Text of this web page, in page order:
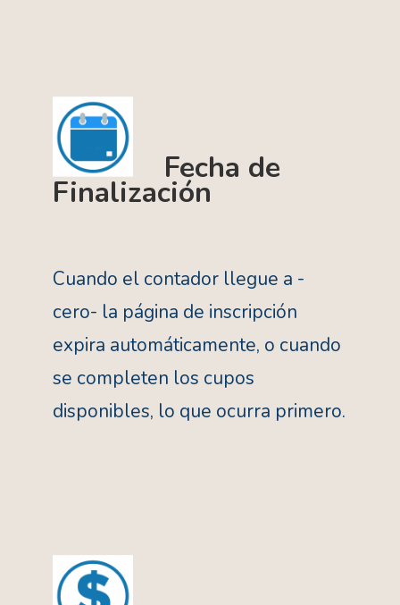
Fecha de
Finalización
Cuando el contador llegue a -
cero- la página de inscripción
expira automáticamente, o cuando
se completen los cupos
disponibles, lo que ocurra primero.